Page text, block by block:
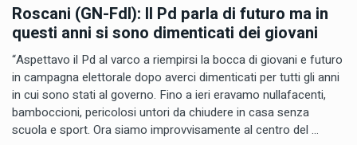
Roscani (GN-FdI): Il Pd parla di futuro ma in
questi anni si sono dimenticati dei giovani
“Aspettavo il Pd al varco a riempirsi la bocca di giovani e futuro
in campagna elettorale dopo averci dimenticati per tutti gli anni
in cui sono stati al governo. Fino a ieri eravamo nullafacenti,
bamboccioni, pericolosi untori da chiudere in casa senza
scuola e sport. Ora siamo improvvisamente al centro del ...